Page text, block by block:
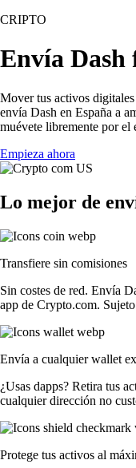
CRIPTO
Envía Dash
Mover tus activos
envía Dash en España a
muévete libremente por el
Empieza ahora
Lo mejor de
Transfiere sin comisiones
Sin costes de red. Envía
app de Crypto.com.
Envía a cualquier wallet
¿Usas dapps? Retira tus
cualquier dirección no
Protege tus activos al